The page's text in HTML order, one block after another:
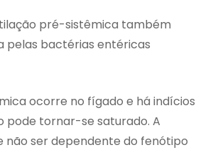
pré-sistêmica também
pelas bactérias entéricas
ocorre no fígado e há indícios
pode tornar-se saturado. A
não ser dependente do fenótipo